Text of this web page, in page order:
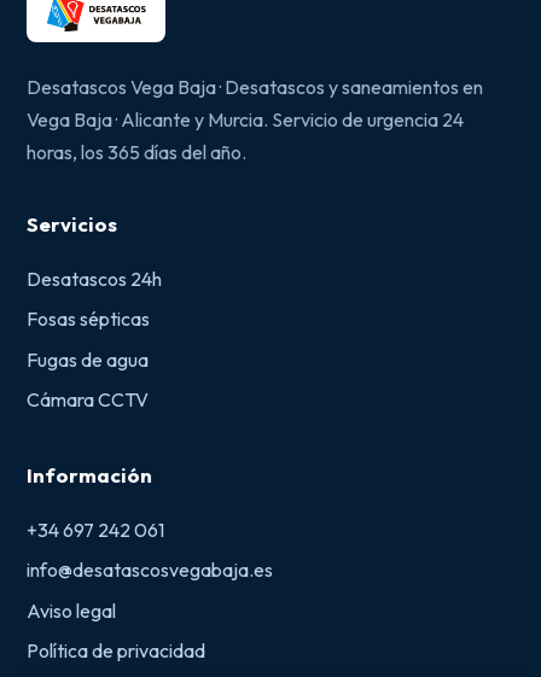
Desatascos Vega Baja · Desatascos y saneamientos en
Vega Baja · Alicante y Murcia. Servicio de urgencia 24
horas, los 365 días del año.
Servicios
Desatascos 24h
Fosas sépticas
Fugas de agua
Cámara CCTV
Información
+34 697 242 061
info@desatascosvegabaja.es
Aviso legal
Política de privacidad